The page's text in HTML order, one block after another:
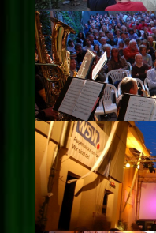
Konzept
Archiv
Kontakt
Impressum
Datenschutz